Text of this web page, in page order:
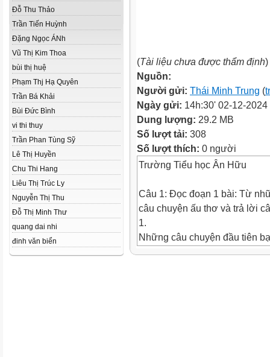
Đỗ Thu Thảo
Trần Tiến Huỳnh
Đặng Ngọc ÁNh
Vũ Thị Kim Thoa
bùi thị huệ
Phạm Thj Hạ Quyên
Trần Bá Khải
Bùi Đức Bình
vi thi thuy
Trần Phan Tùng Sỹ
Lê Thị Huyền
Chu Thi Hang
Liêu Thị Trúc Ly
Nguyễn Thị Thu
Đỗ Thị Minh Thư
quang dai nhi
đinh văn biển
(Tài liệu chưa được thẩm định)
Nguồn:
Người gửi: Thái Minh Trung (
Ngày gửi: 14h:30' 02-12-2024
Dung lượng: 29.2 MB
Số lượt tải: 308
Số lượt thích: 0 người
Trường Tiểu học Ân Hữu
Câu 1: Đọc đoạn 1 bài: Từ
câu chuyện ấu thơ và trả lời
1.
Những câu chuyện đầu tiên